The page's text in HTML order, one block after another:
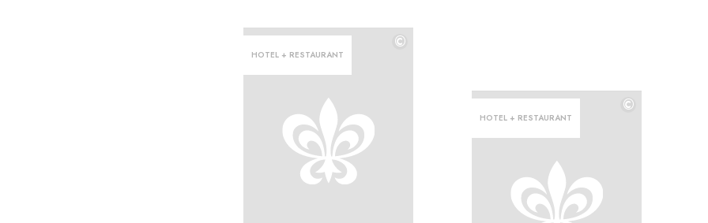
HOTEL + RESTAURANT
©
HOTEL + RESTAURANT
©